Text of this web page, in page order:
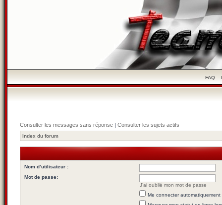
FAQ-
Consulter les messages sans réponse | Consulter les sujets actifs
Index du forum
Nom d’utilisateur :
Mot de passe:
J’ai oublié mon mot de passe
Me connecter